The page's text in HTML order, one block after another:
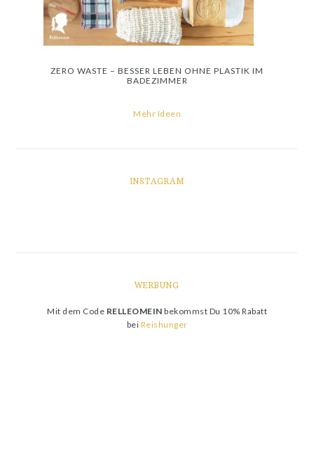
ZERO WASTE – BESSER LEBEN OHNE PLASTIK IM
BADEZIMMER
Mehr Ideen
INSTAGRAM
WERBUNG
Mit dem Code RELLEOMEIN bekommst Du 10% Rabatt
bei Reishunger